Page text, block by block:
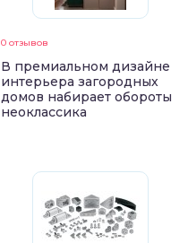
0 отзывов
В премиальном дизайне
интерьера загородных
домов набирает обороты
неоклассика